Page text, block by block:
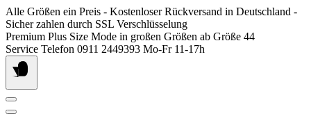
Springen
Sie
zum
Inhalt
Alle Größen ein Preis - Kostenloser Rückversand in Deutschland -
Sicher zahlen durch SSL Verschlüsselung
Premium Plus Size Mode in großen Größen ab Größe 44
Service Telefon 0911 2449393 Mo-Fr 11-17h